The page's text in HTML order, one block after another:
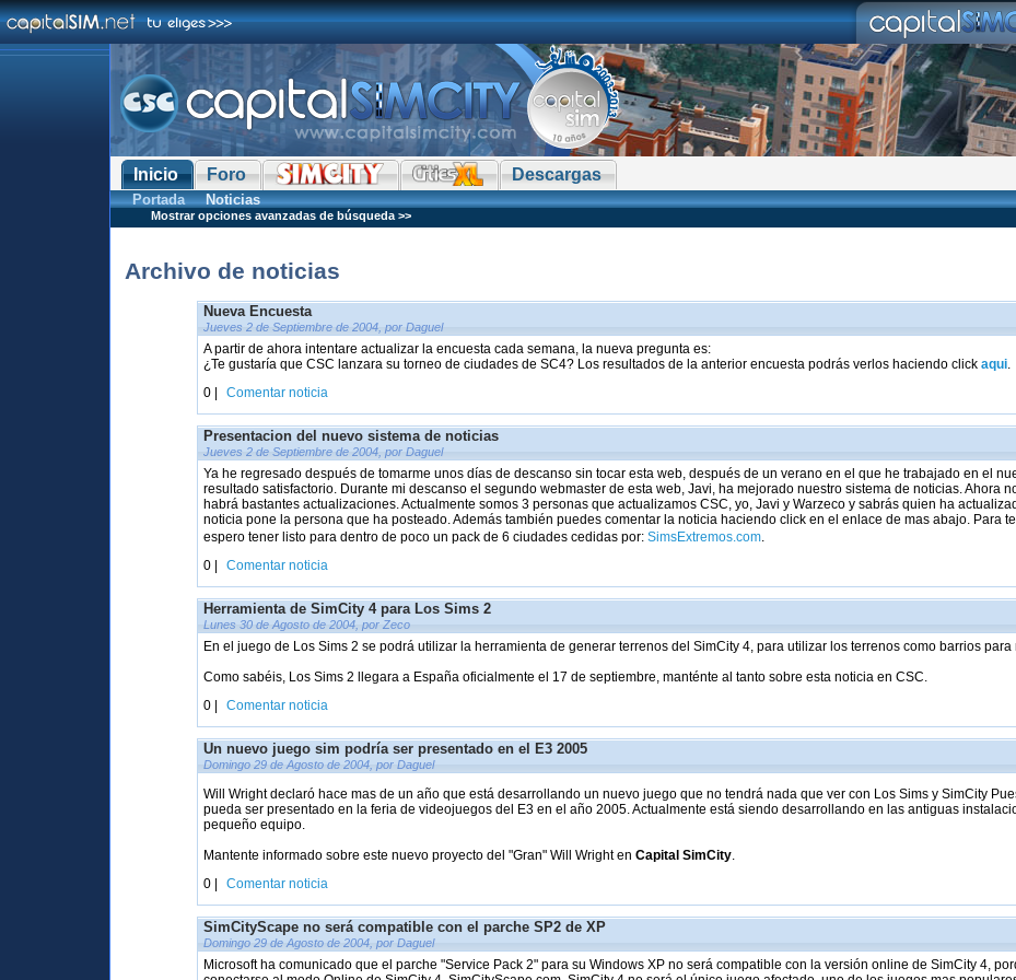
Inicio Foro Descargas
Portada Noticias
Mostrar opciones avanzadas de búsqueda >>
Archivo de noticias
Nueva Encuesta
Jueves 2 de Septiembre de 2004, por Daguel
A partir de ahora intentare actualizar la encuesta cada semana, la nueva pregunta es:
¿Te gustaría que CSC lanzara su torneo de ciudades de SC4? Los resultados de la anterior encuesta podrás verlos haciendo clickaqui.
0 |
Comentar noticia
Presentacion del nuevo sistema de noticias
Jueves 2 de Septiembre de 2004, por Daguel
Ya he regresado después de tomarme unos días de descanso sin tocar esta web, después de un verano en el que he trabajado en el
resultado satisfactorio. Durante mi descanso el segundo webmaster de esta web, Javi, ha mejorado nuestro sistema de noticias. Ahora
habrá bastantes actualizaciones. Actualmente somos 3 personas que actualizamos CSC, yo, Javi y Warzeco y sabrás quien ha
noticia pone la persona que ha posteado. Además también puedes comentar la noticia haciendo click en el enlace de mas abajo. Para
espero tener listo para dentro de poco un pack de 6 ciudades cedidas por:SimsExtremos.com.
0 |
Comentar noticia
Herramienta de SimCity 4 para Los Sims 2
Lunes 30 de Agosto de 2004, por Zeco
En el juego de Los Sims 2 se podrá utilizar la herramienta de generar terrenos del SimCity 4, para utilizar los terrenos como barrios para
Como sabéis, Los Sims 2 llegara a España oficialmente el 17 de septiembre, manténte al tanto sobre esta noticia en CSC.
0 |
Comentar noticia
Un nuevo juego sim podría ser presentado en el E3 2005
Domingo 29 de Agosto de 2004, por Daguel
Will Wright declaró hace mas de un año que está desarrollando un nuevo juego que no tendrá nada que ver con Los Sims y SimCity
pueda ser presentado en la feria de videojuegos del E3 en el año 2005. Actualmente está siendo desarrollando en las antiguas
pequeño equipo.
Mantente informado sobre este nuevo proyecto del "Gran" Will Wright enCapital SimCity.
0 |
Comentar noticia
SimCityScape no será compatible con el parche SP2 de XP
Domingo 29 de Agosto de 2004, por Daguel
Microsoft ha comunicado que el parche "Service Pack 2" para su Windows XP no será compatible con la versión online de SimCity 4,